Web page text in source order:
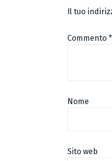
Il tuo
Commento *
Nome
Sito web